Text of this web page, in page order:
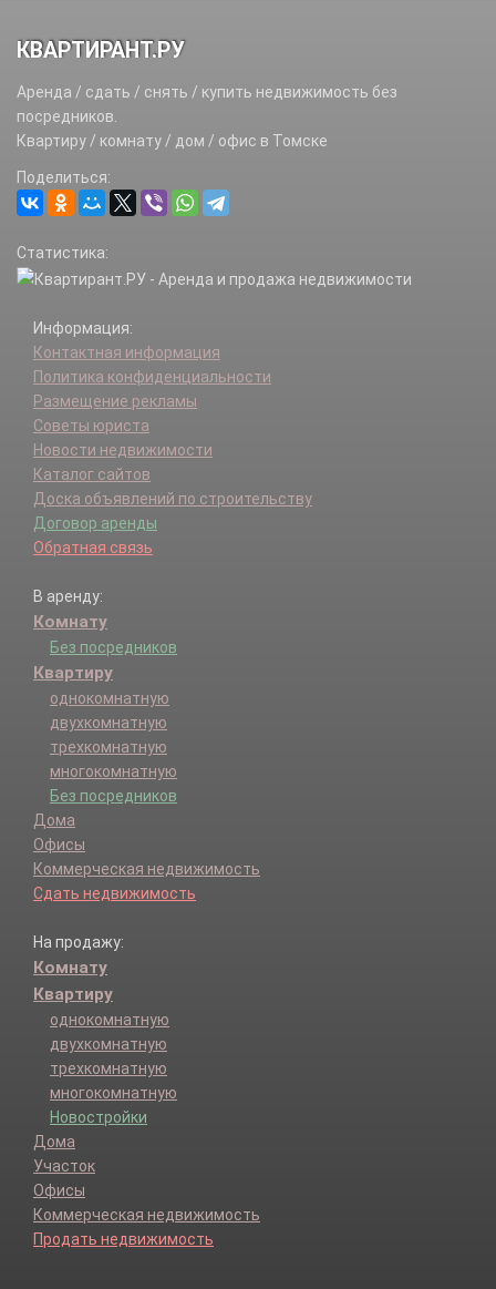
КВАРТИРАНТ.РУ
Аренда / сдать / снять / купить недвижимость без
посредников.
Квартиру / комнату / дом / офис в Томске
Поделиться:
Статистика:
Информация:
Контактная информация
Политика конфиденциальности
Размещение рекламы
Советы юриста
Новости недвижимости
Каталог сайтов
Доска объявлений по строительству
Договор аренды
Обратная связь
В аренду:
Комнату
Без посредников
Квартиру
однокомнатную
двухкомнатную
трехкомнатную
многокомнатную
Без посредников
Дома
Офисы
Коммерческая недвижимость
Сдать недвижимость
На продажу:
Комнату
Квартиру
однокомнатную
двухкомнатную
трехкомнатную
многокомнатную
Новостройки
Дома
Участок
Офисы
Коммерческая недвижимость
Продать недвижимость